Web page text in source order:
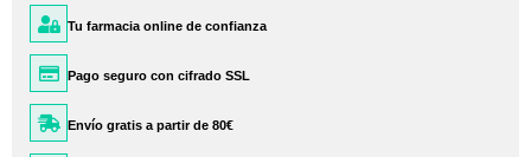
Tu farmacia online de confianza
Pago seguro con cifrado SSL
Envío gratis a partir de 80€